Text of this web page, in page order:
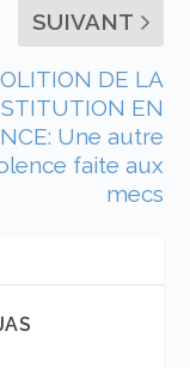
SUIVANT
DE LA
EN
Une autre
faite aux
mecs